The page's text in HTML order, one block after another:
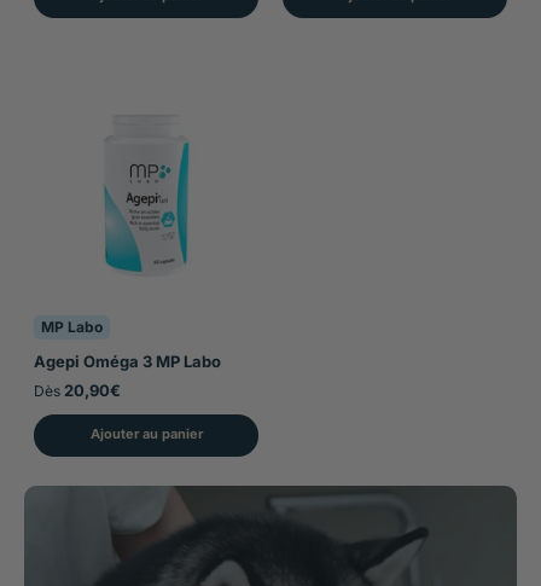
MP Labo
Agepi Oméga 3 MP Labo
Dès 20,90€
Ajouter au panier